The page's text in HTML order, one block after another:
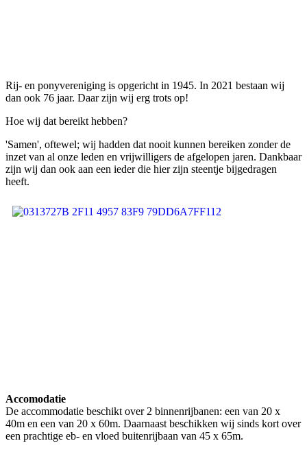
Rij- en ponyvereniging is opgericht in 1945. In 2021 bestaan wij
dan ook 76 jaar. Daar zijn wij erg trots op!
Hoe wij dat bereikt hebben?
'Samen', oftewel; wij hadden dat nooit kunnen bereiken zonder de
inzet van al onze leden en vrijwilligers de afgelopen jaren. Dankbaar
zijn wij dan ook aan een ieder die hier zijn steentje bijgedragen
heeft.
Accomodatie
De accommodatie beschikt over 2 binnenrijbanen: een van 20 x
40m en een van 20 x 60m. Daarnaast beschikken wij sinds kort over
een prachtige eb- en vloed buitenrijbaan van 45 x 65m.